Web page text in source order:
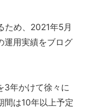
ため、2021年5月
運用実績をブログ
3年かけて徐々に
間は10年以上予定